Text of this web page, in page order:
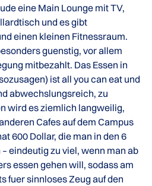
eine Main Lounge mit TV,
und es gibt
einen kleinen Fitnessraum.
guenstig, vor allem
mitbezahlt. Das Essen in
ist all you can eat und
abwechslungsreich, zu
wird es ziemlich langweilig,
Cafes auf dem Campus
600 Dollar, die man in den 6
eindeutig zu viel, wenn man ab
essen gehen will, sodass am
fuer sinnloses Zeug auf den